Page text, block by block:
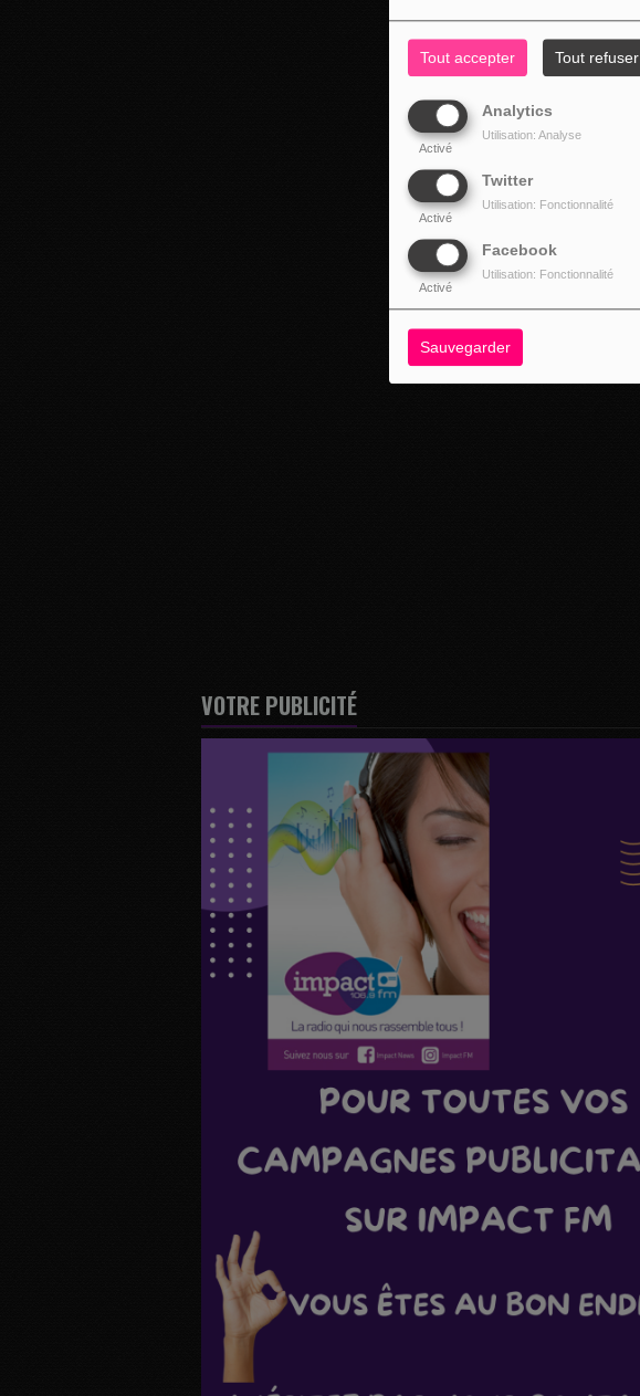
Tout accepter Tout refuser
Analytics
Activé
Utilisation: Analyse
Twitter
Activé
Utilisation: Fonctionnalité
Facebook
Activé
Utilisation: Fonctionnalité
Sauvegarder
VOTRE PUBLICITÉ